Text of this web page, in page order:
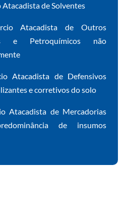
Atacadista de Solventes
Atacadista de Outros
e Petroquímicos não
Atacadista de Defensivos
e corretivos do solo
Atacadista de Mercadorias
de insumos